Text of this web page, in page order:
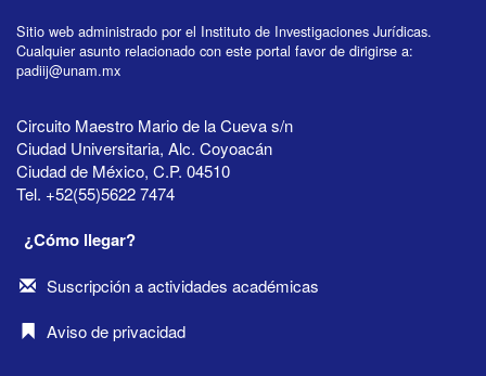
Sitio web administrado por el Instituto de Investigaciones Jurídicas.
Cualquier asunto relacionado con este portal favor de dirigirse a:
padiij@unam.mx
Circuito Maestro Mario de la Cueva s/n
Ciudad Universitaria, Alc. Coyoacán
Ciudad de México, C.P. 04510
Tel. +52(55)5622 7474
¿Cómo llegar?
Suscripción a actividades académicas
Aviso de privacidad